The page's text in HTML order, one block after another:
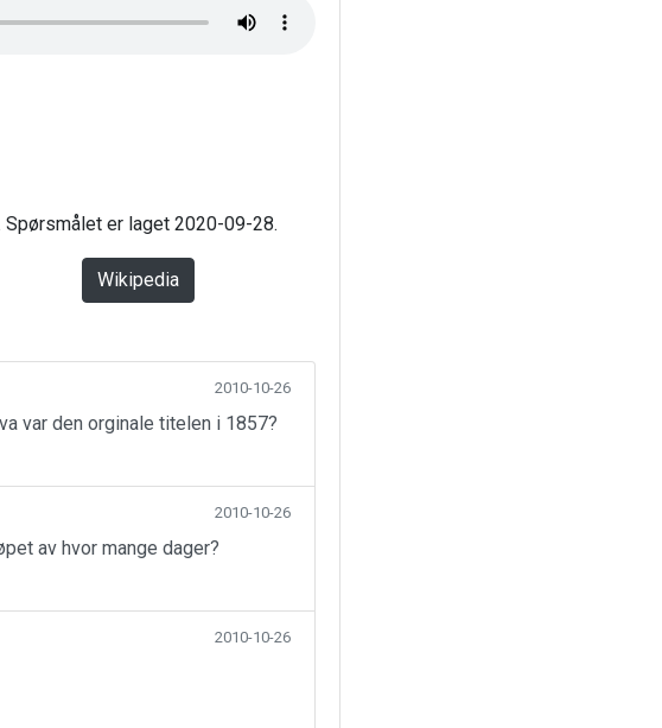
er laget 2020-09-28.
Wikipedia
2010-10-26
var den orginale titelen i 1857?
2010-10-26
av hvor mange dager?
2010-10-26